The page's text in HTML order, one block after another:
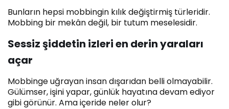
Bunların hepsi mobbingin kılık değiştirmiş türleridir.
Mobbing bir mekân değil, bir tutum meselesidir.
Sessiz şiddetin izleri en derin yaraları
açar
Mobbinge uğrayan insan dışarıdan belli olmayabilir.
Gülümser, işini yapar, günlük hayatına devam ediyor
gibi görünür. Ama içeride neler olur?